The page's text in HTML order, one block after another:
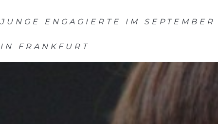
JUNGE ENGAGIERTE IM SEPTEMBER
IN FRANKFURT